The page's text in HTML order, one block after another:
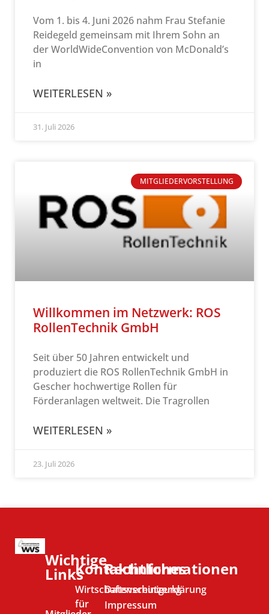
Vom 1. bis 4. Juni 2026 nahm Frau Stefanie
Reidegeld gemeinsam mit Ihrem Sohn an
der WorldWideConvention von McDonald’s
in
WEITERLESEN »
31. Juli 2026
MITGLIEDERVORSTELLUNG
Willkommen im Netzwerk: ROS
RollenTechnik GmbH
Seit über 50 Jahren entwickelt und
produziert die ROS RollenTechnik GmbH in
Gescher hochwertige Rollen für
Förderanlagen weltweit. Die Tragrollen
WEITERLESEN »
23. Juli 2026
Wichtige
LinksKontaktinformationen
Wirtschaftsvereinigung
für
Rechtliches
Datenschutzerklärung
Impressum